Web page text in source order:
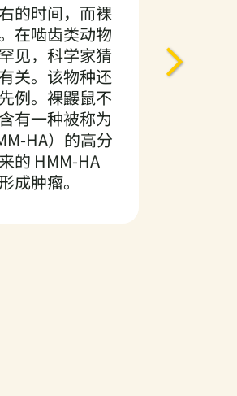
的时间，而裸
在啮齿类动物
见，科学家猜
关。该物种还
例。裸鼹鼠不
有一种被称为
HA）的高分
的 HMM-HA
成肿瘤。